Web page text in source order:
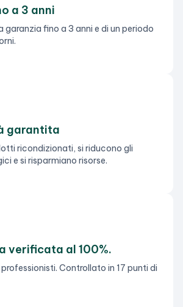
a 3 anni
fino a 3 anni e di un periodo
garantita
ricondizionati, si riducono gli
e si risparmiano risorse.
verificata al 100%.
Controllato in 17 punti di